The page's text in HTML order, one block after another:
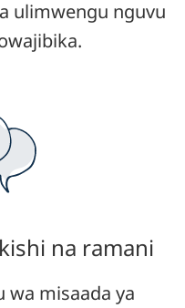
ulimwengu nguvu
na ramani
wa misaada ya